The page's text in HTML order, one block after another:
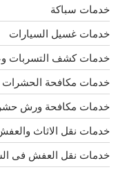
خدمات سباكة
خدمات غسيل السيارات
خدمات كشف التسربات
خدمات مكافحة الحشرات
خدمات مكافحة ورش
خدمات نقل الاثاث
خدمات نقل العفش فى